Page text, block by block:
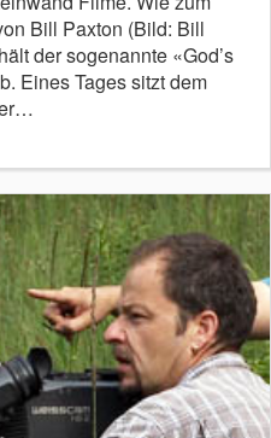
Bill Paxton (Bild: Bill
der sogenannte «God’s
Eines Tages sitzt dem